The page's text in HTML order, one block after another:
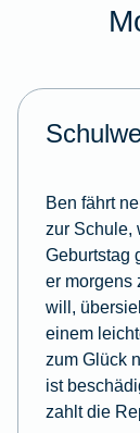
Ben fährt
zur Schule,
Geburtstag
er morgens
will,
einem
zum Glück
ist
zahlt die